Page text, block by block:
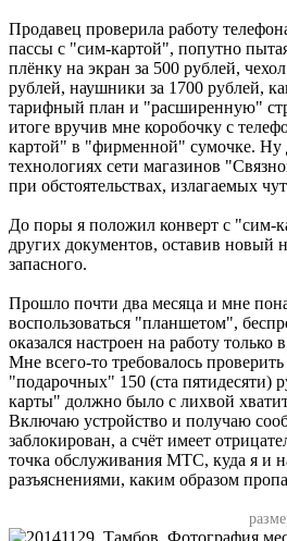
Продавец проверила работу
пассы с "сим-картой", попутно
плёнку на экран за 500 рублей,
рублей, наушники за 1700 рублей,
тарифный план и "расширенную"
итоге вручив мне коробочку с
картой" в "фирменной" сумочке. Ну
технологиях сети магазинов
при обстоятельствах, излагаемых
До поры я положил конверт с "сим-
других документов, оставив новый
запасного.
Прошло почти два месяца и мне
воспользоваться "планшетом",
оказался настроен на работу
Мне всего-то требовалось
"подарочных" 150 (ста пятидесяти)
карты" должно было с лихвой
Включаю устройство и получаю
заблокирован, а счёт имеет
точка обслуживания МТС, куда я и
разъяснениями, каким образом